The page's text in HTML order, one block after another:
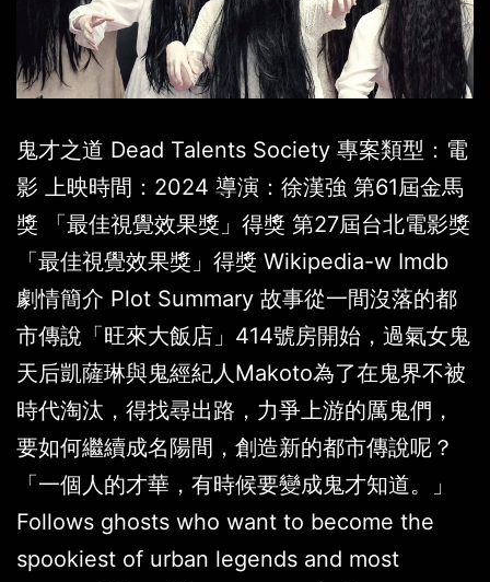
鬼才之道 Dead Talents Society 專案類型：電
影 上映時間：2024 導演：徐漢強 第61屆金馬
獎 「最佳視覺效果獎」得獎 第27屆台北電影獎
「最佳視覺效果獎」得獎 Wikipedia-w Imdb
劇情簡介 Plot Summary 故事從一間沒落的都
市傳說「旺來大飯店」414號房開始，過氣女鬼
天后凱薩琳與鬼經紀人Makoto為了在鬼界不被
時代淘汰，得找尋出路，力爭上游的厲鬼們，
要如何繼續成名陽間，創造新的都市傳說呢？
「一個人的才華，有時候要變成鬼才知道。」
Follows ghosts who want to become the
spookiest of urban legends and most